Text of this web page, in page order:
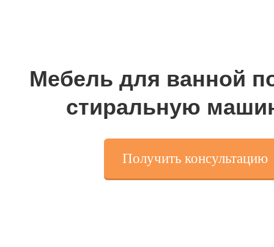
Получить консультацию
Мебель для ванной
стиральную